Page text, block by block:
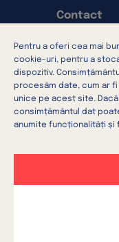
Pentru a oferi cea mai
cookie-uri, pentru a
dispozitiv.
procesăm date, cum ar
unice pe acest site.
consimțământul dat
anumite funcționalități și
Contact
Setări cookie-uri